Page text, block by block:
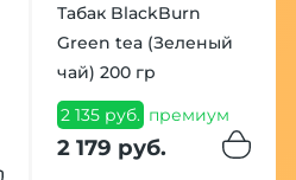
Табак BlackBurn
Green tea (Зеленый
чай) 200 гр
2 135 руб. премиум
2 179 руб.